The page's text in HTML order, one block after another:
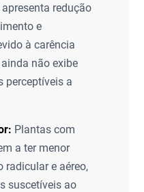
redução
e
à carência
não exibe
perceptíveis a
Plantas com
a ter menor
radicular e aéreo,
suscetíveis ao